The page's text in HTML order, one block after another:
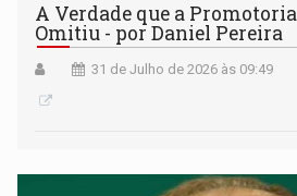
A Verdade que a
Omitiu - por Daniel Pereira
31 de Julho de 2026 às 09:49